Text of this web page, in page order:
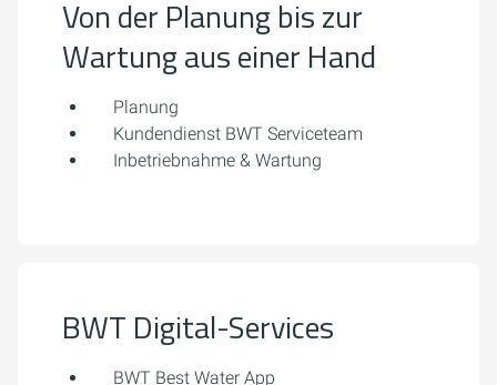
Von der Planung bis zur
Wartung aus einer Hand
Planung
Kundendienst BWT Serviceteam
Inbetriebnahme & Wartung
BWT Digital-Services
BWT Best Water App